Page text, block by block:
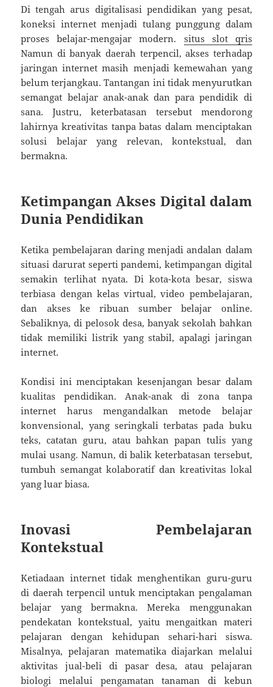
Di tengah arus digitalisasi pendidikan yang pesat,
koneksi internet menjadi tulang punggung dalam
proses belajar-mengajar modern. situs slot qris
Namun di banyak daerah terpencil, akses terhadap
jaringan internet masih menjadi kemewahan yang
belum terjangkau. Tantangan ini tidak menyurutkan
semangat belajar anak-anak dan para pendidik di
sana. Justru, keterbatasan tersebut mendorong
lahirnya kreativitas tanpa batas dalam menciptakan
solusi belajar yang relevan, kontekstual, dan
bermakna.
Ketimpangan Akses Digital dalam
Dunia Pendidikan
Ketika pembelajaran daring menjadi andalan dalam
situasi darurat seperti pandemi, ketimpangan digital
semakin terlihat nyata. Di kota-kota besar, siswa
terbiasa dengan kelas virtual, video pembelajaran,
dan akses ke ribuan sumber belajar online.
Sebaliknya, di pelosok desa, banyak sekolah bahkan
tidak memiliki listrik yang stabil, apalagi jaringan
internet.
Kondisi ini menciptakan kesenjangan besar dalam
kualitas pendidikan. Anak-anak di zona tanpa
internet harus mengandalkan metode belajar
konvensional, yang seringkali terbatas pada buku
teks, catatan guru, atau bahkan papan tulis yang
mulai usang. Namun, di balik keterbatasan tersebut,
tumbuh semangat kolaboratif dan kreativitas lokal
yang luar biasa.
Inovasi Pembelajaran
Kontekstual
Ketiadaan internet tidak menghentikan guru-guru
di daerah terpencil untuk menciptakan pengalaman
belajar yang bermakna. Mereka menggunakan
pendekatan kontekstual, yaitu mengaitkan materi
pelajaran dengan kehidupan sehari-hari siswa.
Misalnya, pelajaran matematika diajarkan melalui
aktivitas jual-beli di pasar desa, atau pelajaran
biologi melalui pengamatan tanaman di kebun